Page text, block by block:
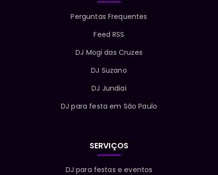
Perguntas Frequentes
Feed RSS
DJ Mogi das Cruzes
DJ Suzano
DJ Jundiai
DJ para festa em São Paulo
SERVIÇOS
DJ para festas e eventos